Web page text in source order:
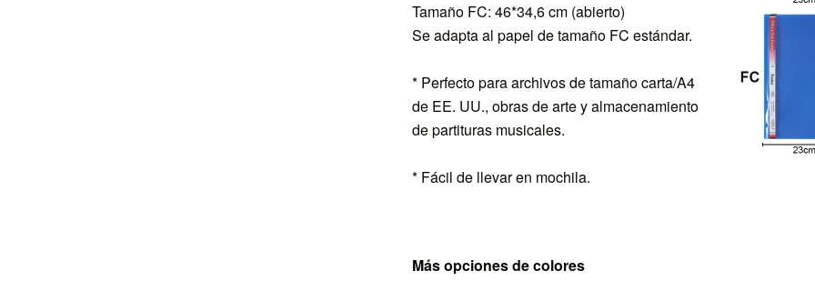
Tamaño FC: 46*34,6 cm (abierto)
Se adapta al papel de tamaño FC estándar.
* Perfecto para archivos de tamaño carta/A4
de EE. UU., obras de arte y almacenamiento
de partituras musicales.
* Fácil de llevar en mochila.
Más opciones de colores